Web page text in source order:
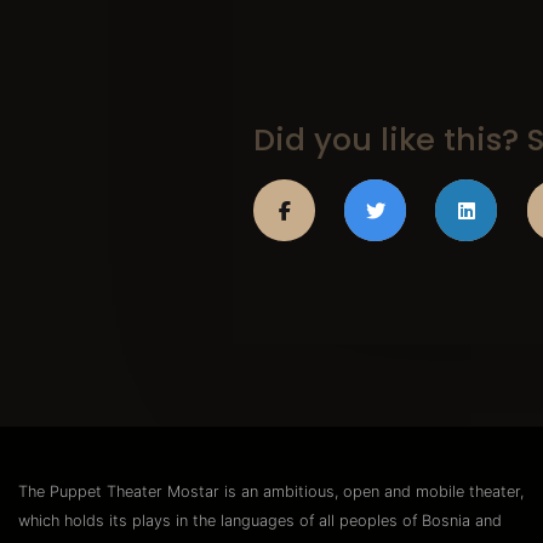
Did you like this?
The Puppet Theater Mostar is an ambitious, open and mobile theater,
which holds its plays in the languages of all peoples of Bosnia and